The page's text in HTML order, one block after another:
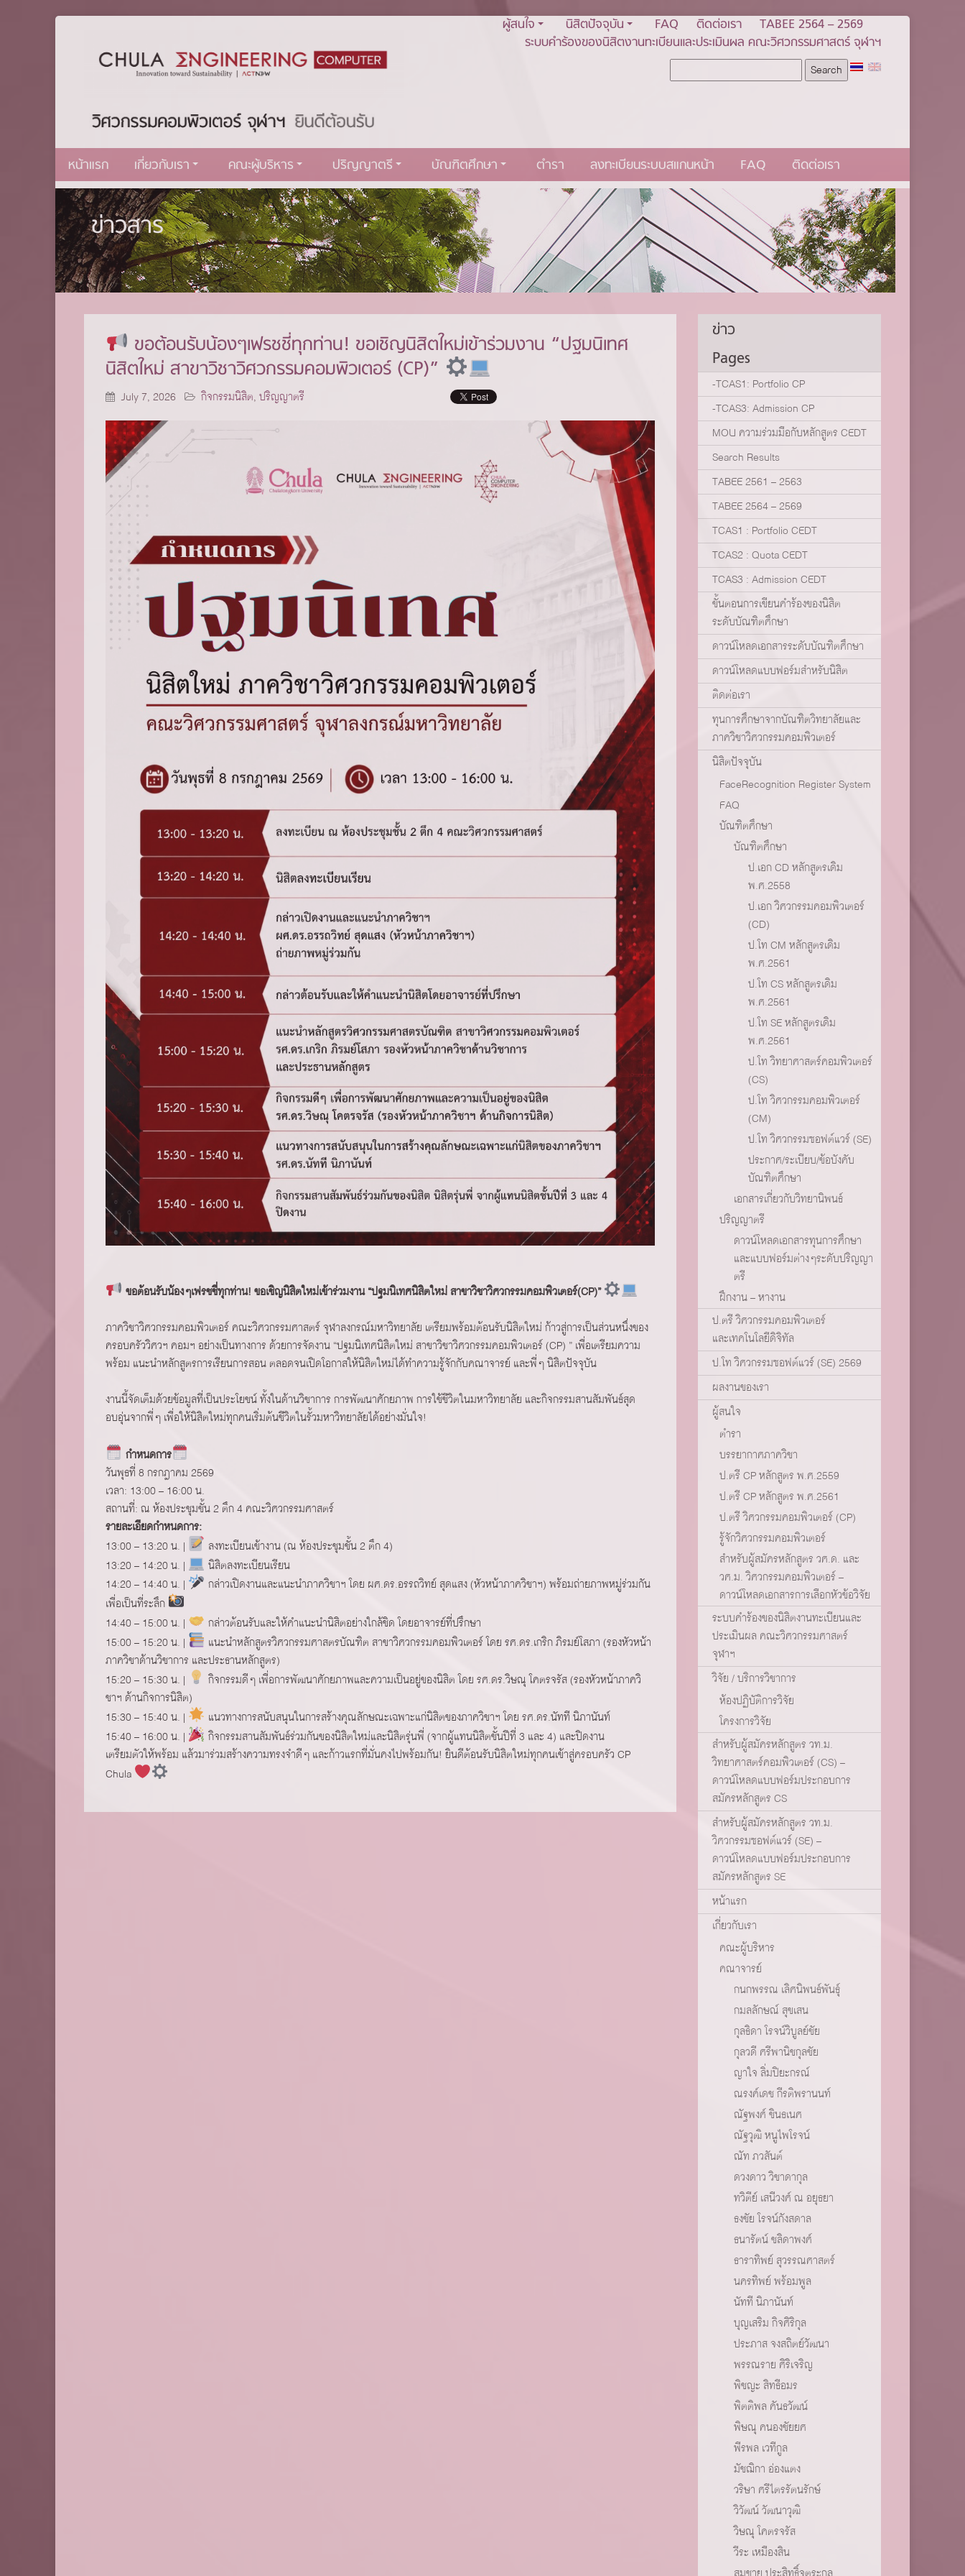
ผู้สนใจ นิสิตปัจจุบัน FAQ ติดต่อเรา
TABEE 2564 – 2569
ระบบคำร้องของนิสิตงานทะเบียนและประเมินผล คณะวิศวกรรมศาสตร์ จุฬาฯ
หน้าแรก เกี่ยวกับเรา คณะผู้บริหาร ปริญญาตรี บัณฑิตศึกษา ตำรา ลงทะเบียนระบบสแกนหน้า FAQ ติดต่อเรา
ข่าวสาร
ขอต้อนรับน้องๆเฟรชชี่ทุกท่าน! ขอเชิญนิสิตใหม่เข้าร่วมงาน “ปฐมนิเทศ
นิสิตใหม่ สาขาวิชาวิศวกรรมคอมพิวเตอร์ (CP)”
July 7, 2026 กิจกรรมนิสิต,ปริญญาตรี
ขอต้อนรับน้องๆเฟรชชี่ทุกท่าน! ขอเชิญนิสิตใหม่เข้าร่วมงาน “ปฐมนิเทศนิสิตใหม่ สาขาวิชาวิศวกรรมคอมพิวเตอร์(CP)”
ภาควิชาวิศวกรรมคอมพิวเตอร์ คณะวิศวกรรมศาสตร์ จุฬาลงกรณ์มหาวิทยาลัย เตรียมพร้อมต้อนรับนิสิตใหม่ ก้าวสู่การเป็นส่วนหนึ่งของ
ครอบครัววิศวฯ คอมฯ อย่างเป็นทางการ ด้วยการจัดงาน “ปฐมนิเทศนิสิตใหม่ สาขาวิชาวิศวกรรมคอมพิวเตอร์ (CP) ” เพื่อเตรียมความ
พร้อม แนะนำหลักสูตรการเรียนการสอน ตลอดจนเปิดโอกาสให้นิสิตใหม่ได้ทำความรู้จักกับคณาจารย์ และพี่ๆ นิสิตปัจจุบัน
งานนี้จัดเต็มด้วยข้อมูลที่เป็นประโยชน์ ทั้งในด้านวิชาการ การพัฒนาศักยภาพ การใช้ชีวิตในมหาวิทยาลัย และกิจกรรมสานสัมพันธ์สุด
อบอุ่นจากพี่ๆ เพื่อให้นิสิตใหม่ทุกคนเริ่มต้นชีวิตในรั้วมหาวิทยาลัยได้อย่างมั่นใจ!
กำหนดการ
วันพุธที่ 8 กรกฎาคม 2569
เวลา: 13:00 – 16:00 น.
สถานที่: ณ ห้องประชุมชั้น 2 ตึก 4 คณะวิศวกรรมศาสตร์
รายละเอียดกำหนดการ:
13:00 – 13:20 น. |
ลงทะเบียนเข้างาน (ณ ห้องประชุมชั้น 2 ตึก 4)
13:20 – 14:20 น. |
นิสิตลงทะเบียนเรียน
14:20 – 14:40 น. |
กล่าวเปิดงานและแนะนำภาควิชาฯ โดย ผศ.ดร.อรรถวิทย์ สุดแสง (หัวหน้าภาควิชาฯ) พร้อมถ่ายภาพหมู่ร่วมกัน
เพื่อเป็นที่ระลึก
14:40 – 15:00 น. |
กล่าวต้อนรับและให้คำแนะนำนิสิตอย่างใกล้ชิด โดยอาจารย์ที่ปรึกษา
15:00 – 15:20 น. |
แนะนำหลักสูตรวิศวกรรมศาสตรบัณฑิต สาขาวิศวกรรมคอมพิวเตอร์ โดย รศ.ดร.เกริก ภิรมย์โสภา (รองหัวหน้า
ภาควิชาด้านวิชาการ และประธานหลักสูตร)
15:20 – 15:30 น. |
กิจกรรมดีๆ เพื่อการพัฒนาศักยภาพและความเป็นอยู่ของนิสิต โดย รศ.ดร.วิษณุ โคตรจรัส (รองหัวหน้าภาควิ
ชาฯ ด้านกิจการนิสิต)
15:30 – 15:40 น. |
แนวทางการสนับสนุนในการสร้างคุณลักษณะเฉพาะแก่นิสิตของภาควิชาฯ โดย รศ.ดร.นัทที นิภานันท์
15:40 – 16:00 น. |
กิจกรรมสานสัมพันธ์ร่วมกันของนิสิตใหม่และนิสิตรุ่นพี่ (จากผู้แทนนิสิตชั้นปีที่ 3 และ 4) และปิดงาน
เตรียมตัวให้พร้อม แล้วมาร่วมสร้างความทรงจำดีๆ และก้าวแรกที่มั่นคงไปพร้อมกัน! ยินดีต้อนรับนิสิตใหม่ทุกคนเข้าสู่ครอบครัว CP
Chula
ข่าว
Pages
-TCAS1: Portfolio CP
-TCAS3: Admission CP
MOU ความร่วมมือกับหลักสูตร CEDT
Search Results
TABEE 2561 – 2563
TABEE 2564 – 2569
TCAS1 : Portfolio CEDT
TCAS2 : Quota CEDT
TCAS3 : Admission CEDT
ขั้นตอนการเขียนคำร้องของนิสิต
ระดับบัณฑิตศึกษา
ดาวน์โหลดเอกสารระดับบัณฑิตศึกษา
ดาวน์โหลดแบบฟอร์มสำหรับนิสิต
ติดต่อเรา
ทุนการศึกษาจากบัณฑิตวิทยาลัยและ
ภาควิชาวิศวกรรมคอมพิวเตอร์
นิสิตปัจจุบัน
FaceRecognition Register System
FAQ
บัณฑิตศึกษา
บัณฑิตศึกษา
ป.เอก CD หลักสูตรเดิม
พ.ศ.2558
ป.เอก วิศวกรรมคอมพิวเตอร์
(CD)
ป.โท CM หลักสูตรเดิม
พ.ศ.2561
ป.โท CS หลักสูตรเดิม
พ.ศ.2561
ป.โท SE หลักสูตรเดิม
พ.ศ.2561
ป.โท วิทยาศาสตร์คอมพิวเตอร์
(CS)
ป.โท วิศวกรรมคอมพิวเตอร์
(CM)
ป.โท วิศวกรรมซอฟต์แวร์ (SE)
ประกาศ/ระเบียบ/ข้อบังคับ
บัณฑิตศึกษา
เอกสารเกี่ยวกับวิทยานิพนธ์
ปริญญาตรี
ดาวน์โหลดเอกสารทุนการศึกษา
และแบบฟอร์มต่างๆระดับปริญญา
ตรี
ฝึกงาน – หางาน
ป.ตรี วิศวกรรมคอมพิวเตอร์
และเทคโนโลยีดิจิทัล
ป.โท วิศวกรรมซอฟต์แวร์ (SE) 2569
ผลงานของเรา
ผู้สนใจ
ตำรา
บรรยากาศภาควิชา
ป.ตรี CP หลักสูตร พ.ศ.2559
ป.ตรี CP หลักสูตร พ.ศ.2561
ป.ตรี วิศวกรรมคอมพิวเตอร์ (CP)
รู้จักวิศวกรรมคอมพิวเตอร์
สำหรับผู้สมัครหลักสูตร วศ.ด. และ
วศ.ม. วิศวกรรมคอมพิวเตอร์ –
ดาวน์โหลดเอกสารการเลือกหัวข้อวิจัย
ระบบคำร้องของนิสิตงานทะเบียนและ
ประเมินผล คณะวิศวกรรมศาสตร์
จุฬาฯ
วิจัย / บริการวิชาการ
ห้องปฏิบัติการวิจัย
โครงการวิจัย
สำหรับผู้สมัครหลักสูตร วท.ม.
วิทยาศาสตร์คอมพิวเตอร์ (CS) –
ดาวน์โหลดแบบฟอร์มประกอบการ
สมัครหลักสูตร CS
สำหรับผู้สมัครหลักสูตร วท.ม.
วิศวกรรมซอฟต์แวร์ (SE) –
ดาวน์โหลดแบบฟอร์มประกอบการ
สมัครหลักสูตร SE
หน้าแรก
เกี่ยวกับเรา
คณะผู้บริหาร
คณาจารย์
กนกพรรณ เลิศนิพนธ์พันธุ์
กมลลักษณ์ สุขเสน
กุลธิดา โรจน์วิบูลย์ชัย
กุลวดี ศรีพานิชกุลชัย
ญาใจ ลิ่มปิยะกรณ์
ณรงค์เดช กีรติพรานนท์
ณัฐพงศ์ ชินธเนศ
ณัฐวุฒิ หนูไพโรจน์
ณัท ภวสันต์
ดวงดาว วิชาดากุล
ทวิตีย์ เสนีวงศ์ ณ อยุธยา
ธงชัย โรจน์กังสดาล
ธนารัตน์ ชลิดาพงศ์
ธาราทิพย์ สุวรรณศาสตร์
นครทิพย์ พร้อมพูล
นัทที นิภานันท์
บุญเสริม กิจศิริกุล
ประภาส จงสถิตย์วัฒนา
พรรณราย ศิริเจริญ
พิชญะ สิทธีอมร
พิตติพล คันธวัฒน์
พิษณุ คนองชัยยศ
พีรพล เวทีกูล
มัชฌิกา อ่องแตง
วริษา ศรีไตรรัตนรักษ์
วิวัฒน์ วัฒนาวุฒิ
วิษณุ โคตรจรัส
วีระ เหมืองสิน